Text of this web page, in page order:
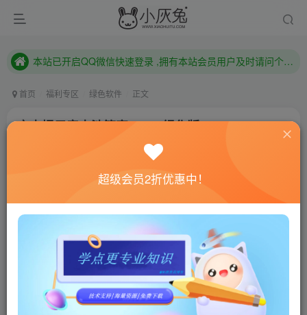
本站已开启QQ微信快速登录 ,拥有本站会员用户及时请问个人中心绑定！
本站已开启QQ微信快速登录 ,拥有本站会员用户及时请问个人中心绑定！
首页 福利专区 绿色软件 正文
充电提示音电池管家v1.0.8绿化版
联网教程： 内附教程
单机教程： 内附教程
不懂的话联系客服！！！
你的手机总是充电太慢？电量充不满？充电提示音电池
管家APP简单实用的手机充电提速工具，显示当前电池的充
超级会员2折优惠中！